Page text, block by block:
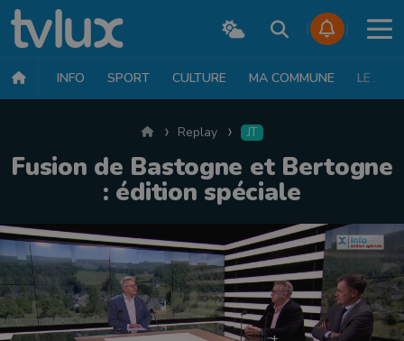
INFO SPORT CULTURE MA COMMUNE LE JT
AccueilReplay JT
Fusion de Bastogne et Bertogne
: édition spéciale